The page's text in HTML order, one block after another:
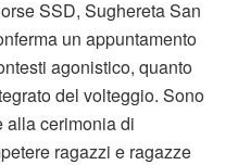
SSD, Sughereta San
un appuntamento
agonistico, quanto
del volteggio. Sono
alla cerimonia di
ragazzi e ragazze